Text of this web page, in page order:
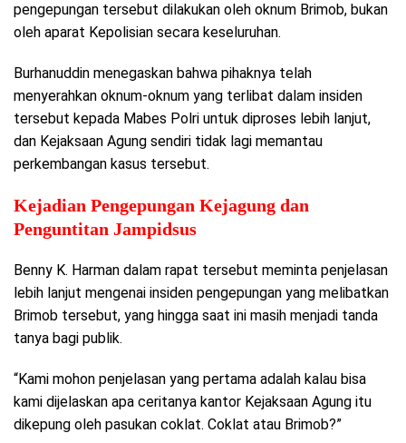
pengepungan tersebut dilakukan oleh oknum Brimob, bukan
oleh aparat Kepolisian secara keseluruhan.
Burhanuddin menegaskan bahwa pihaknya telah
menyerahkan oknum-oknum yang terlibat dalam insiden
tersebut kepada Mabes Polri untuk diproses lebih lanjut,
dan Kejaksaan Agung sendiri tidak lagi memantau
perkembangan kasus tersebut.
Kejadian Pengepungan Kejagung dan
Penguntitan Jampidsus
Benny K. Harman dalam rapat tersebut meminta penjelasan
lebih lanjut mengenai insiden pengepungan yang melibatkan
Brimob tersebut, yang hingga saat ini masih menjadi tanda
tanya bagi publik.
“Kami mohon penjelasan yang pertama adalah kalau bisa
kami dijelaskan apa ceritanya kantor Kejaksaan Agung itu
dikepung oleh pasukan coklat. Coklat atau Brimob?”